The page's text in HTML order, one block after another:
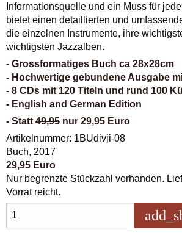
Informationsquelle und ein Muss für
bietet einen detaillierten und
die einzelnen Instrumente, ihre
wichtigsten Jazzalben.
- Grossformatiges Buch ca 28x28cm
- Hochwertige gebundene Ausgabe
- 8 CDs mit 120 Titeln und rund 100
- English and German Edition
- Statt 49,95 nur 29,95 Euro
Artikelnummer: 1BUdivji-08
Buch, 2017
29,95 Euro
Nur begrenzte Stückzahl vorhanden.
Vorrat reicht.